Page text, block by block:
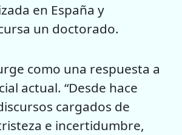
en España y
un doctorado.
como una respuesta a
actual. “Desde hace
cargados de
e incertidumbre,